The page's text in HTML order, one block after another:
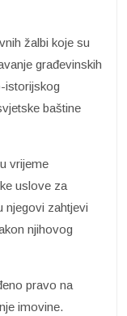
žalbi koje su
građevinskih
istorijskog
baštine
vrijeme
uslove za
njegovi zahtjevi
njihovog
pravo na
imovine.